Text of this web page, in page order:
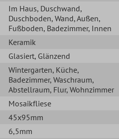
Im Haus, Duschwand,
Duschboden, Wand, Außen,
Fußboden, Badezimmer, Innen
Keramik
Glasiert, Glänzend
Wintergarten, Küche,
Badezimmer, Waschraum,
Abstellraum, Flur, Wohnzimmer
Mosaikfliese
45x95mm
6,5mm